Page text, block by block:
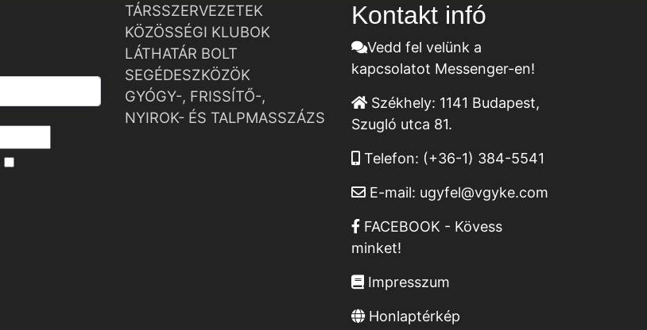
TÁRSSZERVEZETEK
KÖZÖSSÉGI KLUBOK
LÁTHATÁR BOLT
SEGÉDESZKÖZÖK
GYÓGY-, FRISSÍTŐ-,
NYIROK- ÉS TALPMASSZÁZS
Kontakt infó
Vedd fel velünk a
kapcsolatot Messenger-en!
Székhely: 1141 Budapest,
Szugló utca 81.
Telefon: (+36-1) 384-5541
E-mail: ugyfel@vgyke.com
FACEBOOK - Kövess
minket!
Impresszum
Honlaptérkép